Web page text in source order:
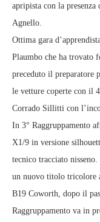
apripista con la
Agnello.
Ottima gara
Plaumbo che ha trovato
preceduto il preparatore
le vetture coperte con il
Corrado Sillitti con
In 3° Raggruppamento
X1/9 in versione
tecnico tracciato
un nuovo titolo tricolore
B19 Coworth, dopo il
Raggruppamento va in